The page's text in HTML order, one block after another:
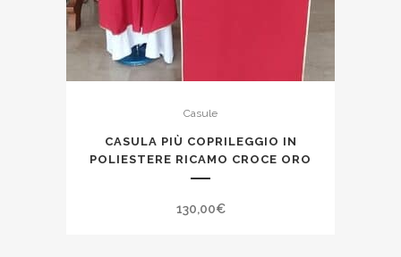
Casule
CASULA PIÙ COPRILEGGIO IN
POLIESTERE RICAMO CROCE ORO
130,00€